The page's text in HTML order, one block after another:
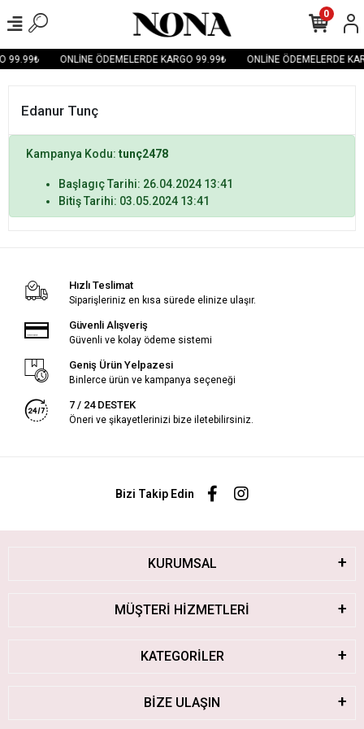
99.99₺ ONLİNE ÖDEMELERDE KARGO 99.99₺ ONLİNE ÖDEMELERDE
0
Edanur Tunç
Kampanya Kodu: tunç2478
Başlagıç Tarihi: 26.04.2024 13:41
Bitiş Tarihi: 03.05.2024 13:41
Hızlı Teslimat
Siparişleriniz en kısa sürede elinize ulaşır.
Güvenli Alışveriş
Güvenli ve kolay ödeme sistemi
Geniş Ürün Yelpazesi
Binlerce ürün ve kampanya seçeneği
7 / 24 DESTEK
Öneri ve şikayetlerinizi bize iletebilirsiniz.
Bizi Takip Edin
KURUMSAL
MÜŞTERİ HİZMETLERİ
KATEGORİLER
BİZE ULAŞIN